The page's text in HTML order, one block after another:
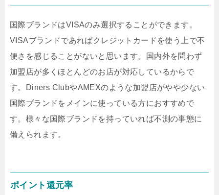
国際ブランドはVISAのみ選択することができます。
VISAブランドであればクレジットカードを使う上で不
便さを感じることがないと思います。国内外を問わず
加盟店が多くほとんどのお店が対応しているからで
す。Diners ClubやAMEXのような加盟店がやや少ない
国際ブランドをメインに使っている方におすすめで
す。様々な国際ブランドを持っていれば不測の事態に
備えられます。
ポイント還元率